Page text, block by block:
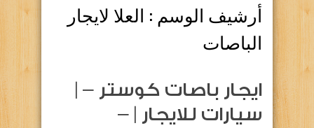
أرشيف الوسم : العلا لايجار
الباصات
ايجار باصات كوستر – |
سيارات للايجار | –